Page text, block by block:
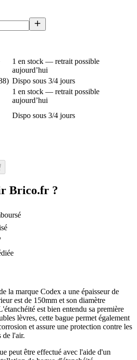
1 en stock — retrait possible
aujourd’hui
) Dispo sous 3/4 jours
1 en stock — retrait possible
aujourd’hui
Dispo sous 3/4 jours
Brico.fr ?
la marque Codex a une épaisseur de
est de 150mm et son diamètre
est bien entendu sa première
lèvres, cette bague permet également
et assure une protection contre les
de l'air.
peut être effectué avec l'aide d'un